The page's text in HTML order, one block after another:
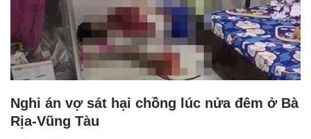
Nghi án vợ sát hại chồng lúc nửa đêm ở Bà
Rịa-Vũng Tàu